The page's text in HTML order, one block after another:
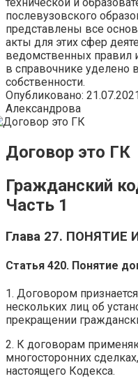
послевузовского
представлены все
акты для этих сфер
ведомственных правил
в справочнике уделено
собственности.
Опубликовано:
Александрова
Договор это ГК
Гражданский
Часть 1
Глава 27.
Статья 420. Понятие
1. Договором
нескольких лиц об
прекращении
2. К договорам
многосторонних
настоящего Кодекса.